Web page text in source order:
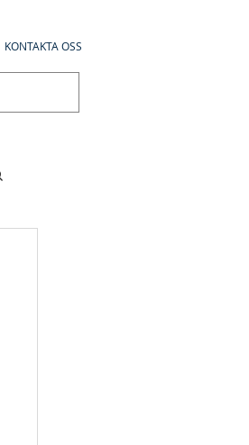
KONTAKTA OSS